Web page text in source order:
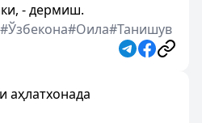
- дермиш.
#Ўзбекона#Оила#Танишув
аҳлатхонада